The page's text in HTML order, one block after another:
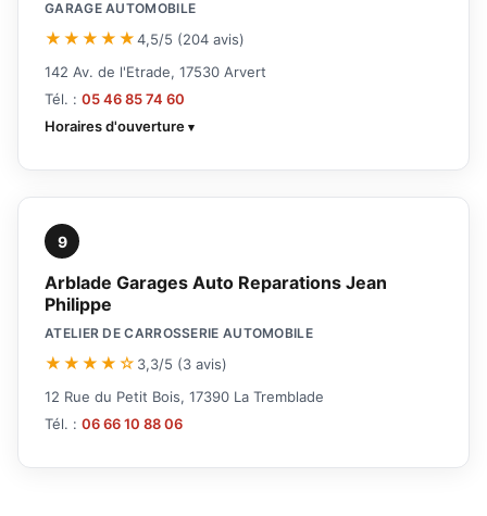
GARAGE AUTOMOBILE
★★★★★4,5/5 (204 avis)
142 Av. de l'Etrade, 17530 Arvert
Tél. : 05 46 85 74 60
Horaires d'ouverture
9
Arblade Garages Auto Reparations Jean
Philippe
ATELIER DE CARROSSERIE AUTOMOBILE
★★★★☆ 3,3/5 (3 avis)
12 Rue du Petit Bois, 17390 La Tremblade
Tél. : 06 66 10 88 06